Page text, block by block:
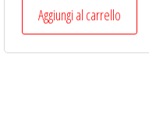
Aggiungi al carrello